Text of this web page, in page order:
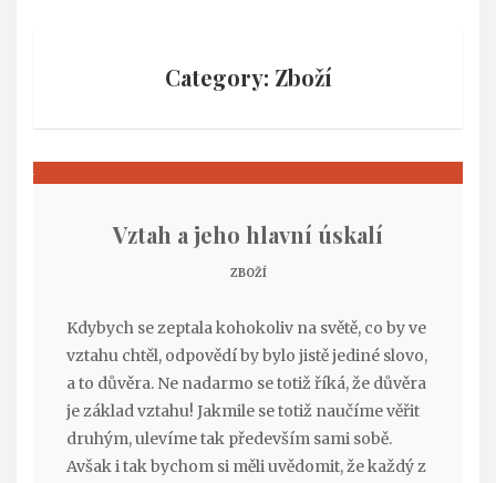
Category: Zboží
Vztah a jeho hlavní úskalí
ZBOŽÍ
Kdybych se zeptala kohokoliv na světě, co by ve
vztahu chtěl, odpovědí by bylo jistě jediné slovo,
a to důvěra. Ne nadarmo se totiž říká, že důvěra
je základ vztahu! Jakmile se totiž naučíme věřit
druhým, ulevíme tak především sami sobě.
Avšak i tak bychom si měli uvědomit, že každý z